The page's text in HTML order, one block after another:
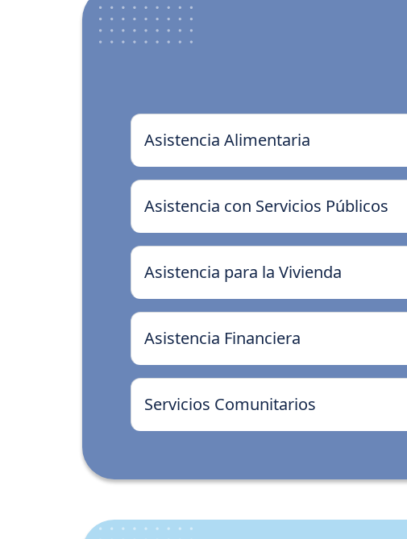
Asistencia Alimentaria
Asistencia con Servicios Públicos
Asistencia para la Vivienda
Asistencia Financiera
Servicios Comunitarios